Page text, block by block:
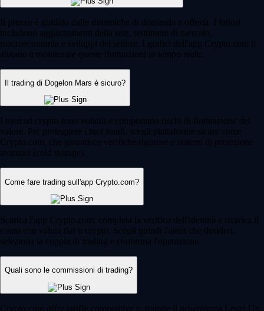
Il prezzo è guidato dalle dinamiche di domanda e offerta. I fattori
includono aggiornamenti della rete, sentiment di mercato,
macroeconomia e sviluppi del settore. I grafici dell'app Crypto.com ti
aiutano a monitorare queste fluttuazioni in tempo reale.
Il trading di Dogelon Mars è sicuro?
I mercati crypto sono volatili e comportano rischi di fluttuazione del
valore. Per proteggere i tuoi fondi, scegli piattaforme sicure come
Crypto.com, che garantisce verifiche rigorose e sistemi di protezione
avanzati (cold storage).
Come fare trading sull'app Crypto.com?
Scarica l'app Crypto.com, completa la verifica dell'identità e ricarica il
conto con valuta fiat o crypto. Scegli quindi l'asset che desideri,
seleziona la coppia di trading e conferma l'operazione.
Quali sono le commissioni di trading?
Crypto.com offre tariffe competitive e, tramite il programma Level Up,